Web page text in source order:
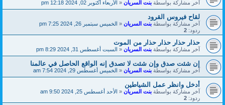
آخر مشاركة بواسطةبنت السريان«الأربعاء أكتوبر 02, 2024 12:18 pm
لقاح فيروس القرود
آخر مشاركة بواسطةبنت السريان«الخميس سبتمبر 26, 2024 7:25 pm
ردود: 2
حذار حذار حذار حذار من الموت
آخر مشاركة بواسطةبنت السريان«السبت أغسطس 31, 2024 8:29 pm
إن شئت صدق وإن شئت لا تصدق إنه الواقع الحاصل في عالمنا
آخر مشاركة بواسطةبنت السريان«الخميس أغسطس 29, 2024 7:54 am
أدخل وانظر عمل الشياطين
آخر مشاركة بواسطةبنت السريان«الأحد أغسطس 25, 2024 9:50 am
ردود: 2